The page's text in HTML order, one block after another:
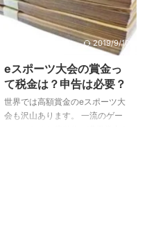
るモノではあるのです。 例え
ば、学園祭でのeスポーツ大会
や、ＴＶ番組のコンテンツとして
のゲーム大会もそうです。 た
だ、規模が大きくなり商業化、興
行化させるためには、法律やゲー
ムのライセンスの問題など様々な
課題が出てくるため、そういった
枠組みやインフラ、権利関係、法
2019/9/10
eスポーツ大会の賞金っ
て税金は？申告は必要？
世界では高額賞金のeスポーツ大
会も沢山あります。 一流のゲー